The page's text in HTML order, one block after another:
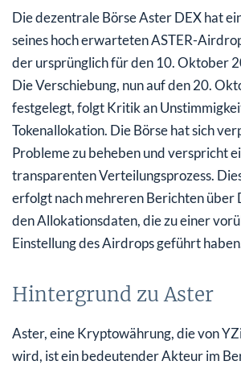
Ausblick
Die dezentrale Börse Aster DEX hat
seines hoch erwarteten ASTER-
der ursprünglich für den 10. Oktober
Die Verschiebung, nun auf den 20.
festgelegt, folgt Kritik an
Tokenallokation. Die Börse hat sich
Probleme zu beheben und verspricht
transparenten Verteilungsprozess.
erfolgt nach mehreren Berichten über
den Allokationsdaten, die zu einer
Einstellung des Airdrops geführt
Hintergrund zu Aster
Aster, eine Kryptowährung, die von
wird, ist ein bedeutender Akteur im